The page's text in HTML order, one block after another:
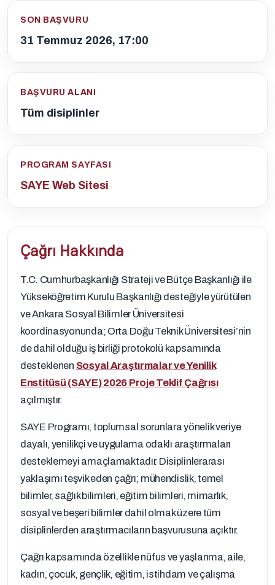
SON BAŞVURU
31 Temmuz 2026, 17:00
BAŞVURU ALANI
Tüm disiplinler
PROGRAM SAYFASI
SAYE Web Sitesi
Çağrı Hakkında
T.C. Cumhurbaşkanlığı Strateji ve Bütçe Başkanlığı ile
Yükseköğretim Kurulu Başkanlığı desteğiyle yürütülen
ve Ankara Sosyal Bilimler Üniversitesi
koordinasyonunda; Orta Doğu Teknik Üniversitesi’nin
de dahil olduğu iş birliği protokolü kapsamında
desteklenen Sosyal Araştırmalar ve Yenilik
Enstitüsü (SAYE) 2026 Proje Teklif Çağrısı
açılmıştır.
SAYE Programı, toplumsal sorunlara yönelik veriye
dayalı, yenilikçi ve uygulama odaklı araştırmaları
desteklemeyi amaçlamaktadır. Disiplinlerarası
yaklaşımı teşvik eden çağrı; mühendislik, temel
bilimler, sağlık bilimleri, eğitim bilimleri, mimarlık,
sosyal ve beşeri bilimler dahil olmak üzere tüm
disiplinlerden araştırmacıların başvurusuna açıktır.
Çağrı kapsamında özellikle nüfus ve yaşlanma, aile,
kadın, çocuk, gençlik, eğitim, istihdam ve çalışma